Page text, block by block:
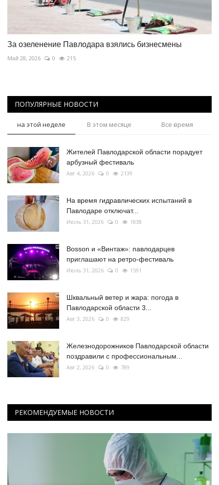
За озеленение Павлодара взялись бизнесмены
Май 28, 2026 0 215
ПОПУЛЯРНЫЕ НОВОСТИ
на этой неделе В этом месяце Все время
Жителей Павлодарской области порадует
арбузный фестиваль
Авг 4, 2026 0 2139
На время гидравлических испытаний в
Павлодаре отключат...
Июль 31, 2026 0 1838
Bosson и «Винтаж»: павлодарцев
приглашают на ретро-фестиваль
Июль 31, 2026 0 1591
Шквальный ветер и жара: погода в
Павлодарской области 3...
Авг 3, 2026 0 829
Железнодорожников Павлодарской области
поздравили с профессиональным...
Авг 2, 2026 0 789
РЕКОМЕНДУЕМЫЕ НОВОСТИ